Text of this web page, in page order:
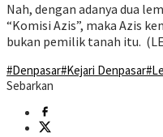
Nah, dengan adanya dua
“Komisi Azis”, maka Azis
bukan pemilik tanah itu.
#Denpasar#Kejari Denpasar
Sebarkan